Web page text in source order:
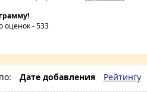
оценок -533
Дате добавления Рейтингу